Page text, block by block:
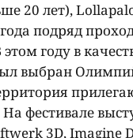
20 лет),
подряд
году в
выбран
фестивале
3D, Imagine